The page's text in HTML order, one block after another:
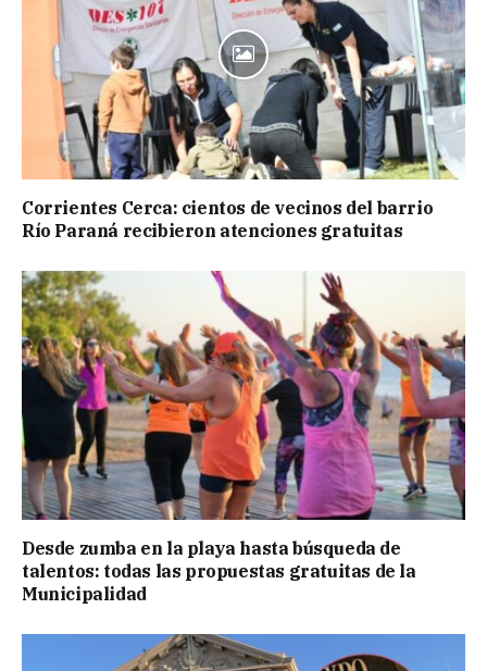
Corrientes Cerca: cientos de vecinos del barrio
Río Paraná recibieron atenciones gratuitas
Desde zumba en la playa hasta búsqueda de
talentos: todas las propuestas gratuitas de la
Municipalidad